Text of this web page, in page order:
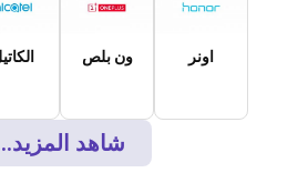
اونر ون بلص
شاهد